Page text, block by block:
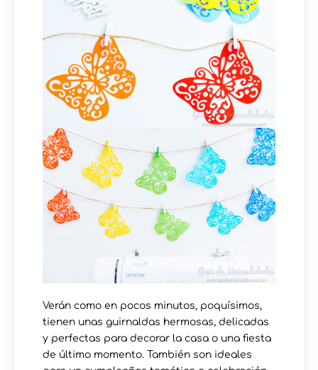
Verán como en pocos minutos, poquísimos,
tienen unas guirnaldas hermosas, delicadas
y perfectas para decorar la casa o una fiesta
de último momento. También son ideales